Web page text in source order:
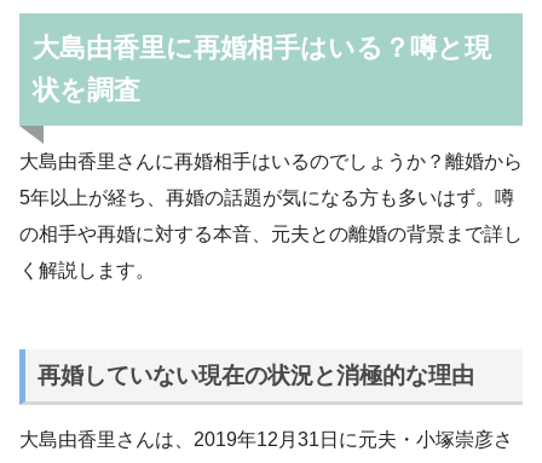
大島由香里に再婚相手はいる？噂と現
状を調査
大島由香里さんに再婚相手はいるのでしょうか？離婚から
5年以上が経ち、再婚の話題が気になる方も多いはず。噂
の相手や再婚に対する本音、元夫との離婚の背景まで詳し
く解説します。
再婚していない現在の状況と消極的な理由
大島由香里さんは、2019年12月31日に元夫・小塚崇彦さ